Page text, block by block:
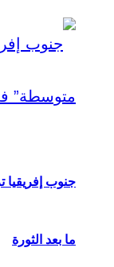
جنوب
ما بعد الثورة